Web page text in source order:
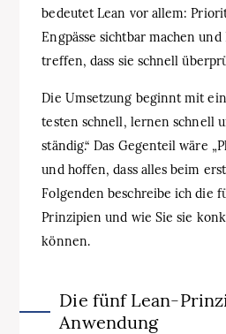
bedeutet Lean vor allem:
Engpässe sichtbar machen
treffen, dass sie schnell
Die Umsetzung beginnt mit
testen schnell, lernen schnell
ständig.“ Das Gegenteil wäre
und hoffen, dass alles beim
Folgenden beschreibe ich die
Prinzipien und wie Sie sie
können.
Die fünf Lean-
Anwendung